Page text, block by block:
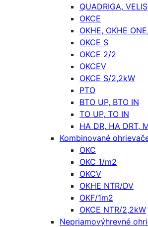
QUADRIGA,
OKCE
OKHE, OKHE
OKCE S
OKCE 2/2
OKCEV
OKCE S/2,2kW
PTO
BTO UP, BTO IN
TO UP, TO IN
HA DR, HA DRT,
Kombinované
OKC
OKC 1/m2
OKCV
OKHE NTR/DV
OKF/1m2
OKCE NTR/2,2kW
Nepriamovýhrevné